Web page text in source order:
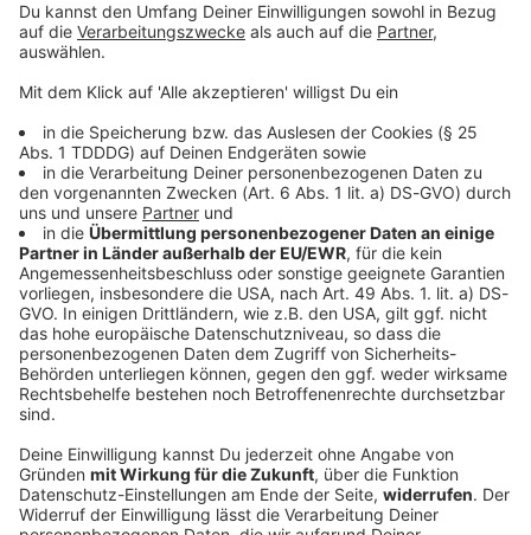
© dpa-infocom, dpa:260129-930-611463/1
DAS KÖNNTE DICH AUCH INTERESSIEREN
Welt
es Russland?
Im vorigen Jahr zeigte Kanzler Merz nach den